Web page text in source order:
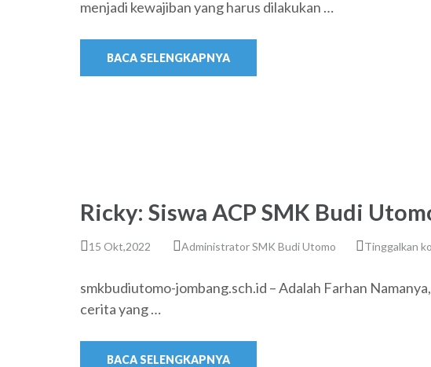
menjadi kewajiban yang harus dilakukan …
BACA SELENGKAPNYA
Ricky: Siswa ACP SMK Budi
15 Okt,2022 Administrator SMK Budi Utomo Tinggalkan
smkbudiutomo-jombang.sch.id – Adalah Farhan
cerita yang …
BACA SELENGKAPNYA